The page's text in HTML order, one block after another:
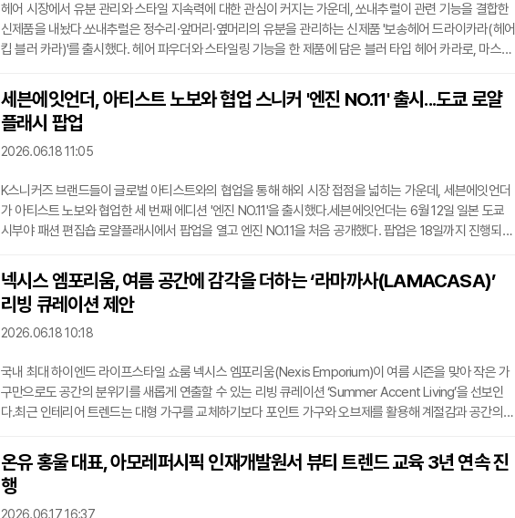
헤어 시장에서 유분 관리와 스타일 지속력에 대한 관심이 커지는 가운데, 쏘내추럴이 관련 기능을 결합한
신제품을 내놨다.쏘내추럴은 정수리·앞머리·옆머리의 유분을 관리하는 신제품 '보송헤어 드라이카라(헤어
킵 블러 카라)'를 출시했다. 헤어 파우더와 스타일링 기능을 한 제품에 담은 블러 타입 헤어 카라로, 마스카
제형을 적용해 백탁 현상을 줄였다. 사용 즉시 과도한 유분을 케어하며 두피와 모발을 투명하게 코팅한다.
모발 사이사이에 고르게 밀착돼 딱딱하게 굳거나 뭉침 없이 자연스러운 스타일을 유지할 수 있다. 유분이
세븐에잇언더, 아티스트 노보와 협업 스니커 '엔진 NO.11' 출시...도쿄 로얄
플래시 팝업
2026.06.18 11:05
K스니커즈 브랜드들이 글로벌 아티스트와의 협업을 통해 해외 시장 접점을 넓히는 가운데, 세븐에잇언더
가 아티스트 노보와 협업한 세 번째 에디션 '엔진 NO.11'을 출시했다.세븐에잇언더는 6월 12일 일본 도쿄
시부야 패션 편집숍 로얄플래시에서 팝업을 열고 엔진 NO.11을 처음 공개했다. 팝업은 18일까지 진행되
께한 노보는 나이키·더블렛·아미 파리·골든구스 등 글로벌 브랜드와 협업 이력을 가진 아티스트로, 일상의
사물을 감정과 기억의 언어로 재해석하는 작업을 해왔다. 엔진 NO.11의 숫자 11은 사람의 두 다리를 의미
하며, 노보
넥시스 엠포리움, 여름 공간에 감각을 더하는 ‘라마까사(LAMACASA)’
리빙 큐레이션 제안
2026.06.18 10:18
국내 최대 하이엔드 라이프스타일 쇼룸 넥시스 엠포리움(Nexis Emporium)이 여름 시즌을 맞아 작은 가
구만으로도 공간의 분위기를 새롭게 연출할 수 있는 리빙 큐레이션 ‘Summer Accent Living’을 선보인
다.최근 인테리어 트렌드는 대형 가구를 교체하기보다 포인트 가구와 오브제를 활용해 계절감과 공간의
와 소재, 조형미를 갖춘 이탈리아 프리미엄 리빙 브랜드 라마까사(LAMACASA) 제품을 중심으로 여름 감
성을 제안한다.이번 큐레이션에서는 라이라(LYRA), 테라노바(TERRANOVA), 나르소(NARSO), 아우로
라(AURORA) 등 각기 다른 개성을
온유 홍울 대표, 아모레퍼시픽 인재개발원서 뷰티 트렌드 교육 3년 연속 진
행
2026.06.17 16:37